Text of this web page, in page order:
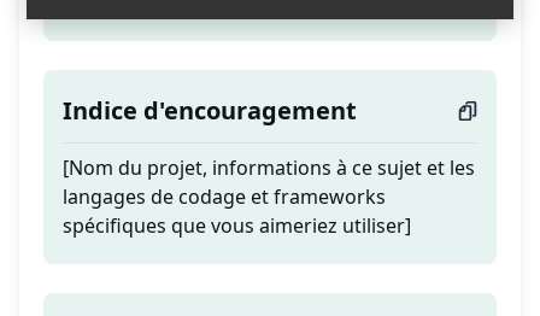
Indice d'encouragement
[Nom du projet, informations à ce sujet et les
langages de codage et frameworks
spécifiques que vous aimeriez utiliser]